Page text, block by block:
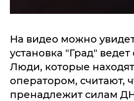
На видео можно
установка "Град" ведет
Люди, которые
оператором, считают,
пренадлежит силам